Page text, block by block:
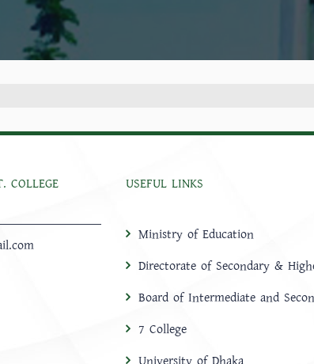
COLLEGE USEFUL LINKS
Ministry of Education
Directorate of Secondary &
Board of Intermediate and
7 College